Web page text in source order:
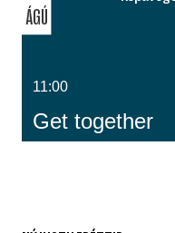
ÁGÚ
11:00
Get together